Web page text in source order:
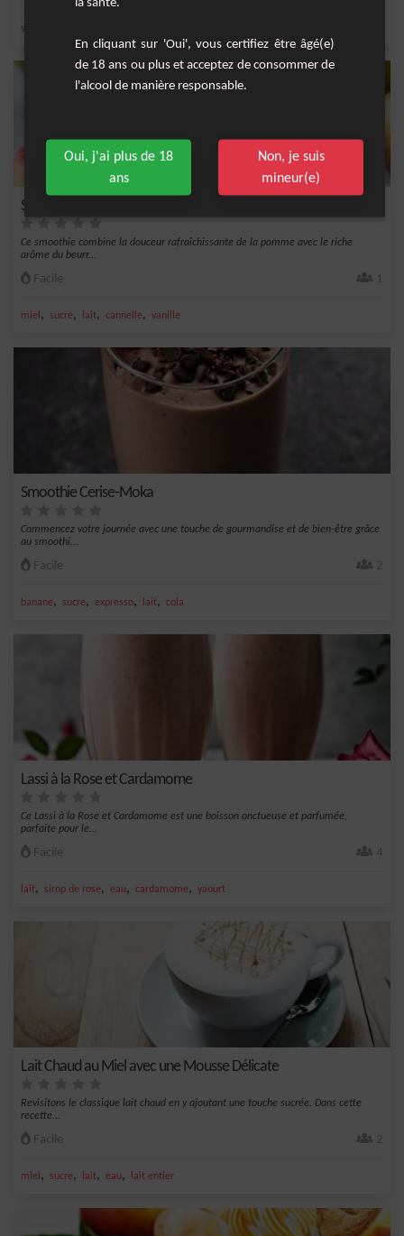
sucre
Smoothie Pomme et Beurre de Cacahuète
Ce smoothie combine la douceur rafraîchissante de la pomme avec le riche
arôme du beurr...
Facile 1
miel , sucre, lait, cannelle, vanille
Smoothie Cerise-Moka
Commencez votre journée avec une touche de gourmandise et de bien-être grâce
au smoothi...
Facile 2
banane, sucre, expresso, lait, cola
Lassi à la Rose et Cardamome
Ce Lassi à la Rose et Cardamome est une boisson onctueuse et parfumée,
parfaite pour le...
Facile 4
lait, sirop de rose, eau, cardamome, yaourt
Lait Chaud au Miel avec une Mousse Délicate
Revisitons le classique lait chaud en y ajoutant une touche sucrée. Dans cette
recette...
Facile 2
miel , sucre, lait, eau, lait entier
la santé.
En cliquant sur 'Oui', vous certifiez être âgé(e)
de 18 ans ou plus et acceptez de consommer de
l'alcool de manière responsable.
Oui, j'ai plus de 18
ans
Non, je suis
mineur(e)